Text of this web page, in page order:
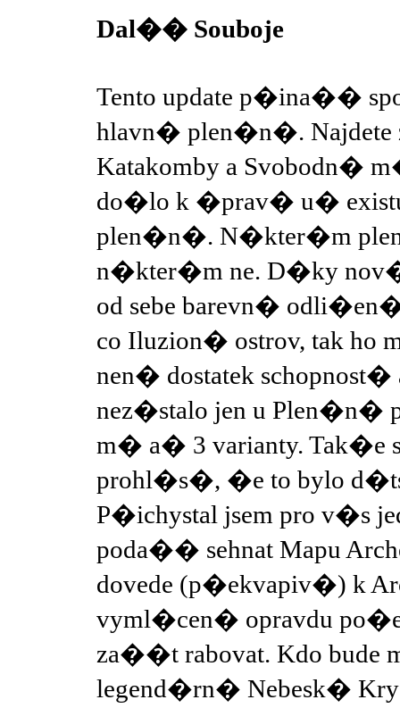
Dal�� Souboje
Tento update p�ina��
hlavn� plen�n�.
Katakomby a Svobodn�
do�lo k �prav� u�
plen�n�. N�kter�m
n�kter�m ne. D�ky
od sebe barevn�
co Iluzion� ostrov, tak
nen� dostatek
nez�stalo jen u Plen�n�
m� a� 3 varianty. Tak�e
prohl�s�, �e to bylo
P�ichystal jsem pro v�s
poda�� sehnat Mapu
dovede (p�ekvapiv�) k
vyml�cen� opravdu
za��t rabovat. Kdo
legend�rn� Nebesk�